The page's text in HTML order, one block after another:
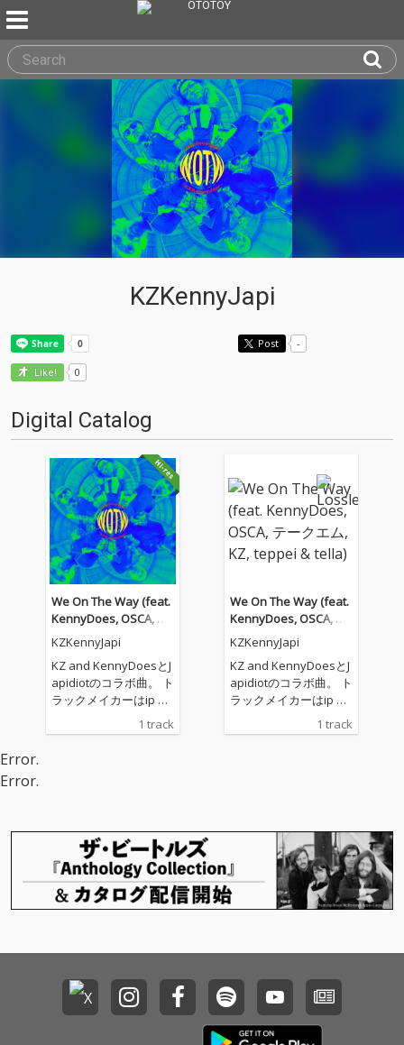
KZKennyJapi
Post -
Like! 0
Digital Catalog
We On The Way (feat.
KennyDoes, OSCA, テ
ークエム, KZ, teppei &
KZKennyJapi
KZ and KennyDoesとJ
apidiotのコラボ曲。 ト
ラックメイカーはip pa
1 track
We On The Way (feat.
KennyDoes, OSCA, テ
ークエム, KZ, teppei &
KZKennyJapi
KZ and KennyDoesとJ
apidiotのコラボ曲。 ト
ラックメイカーはip pa
1 track
Error.
Error.